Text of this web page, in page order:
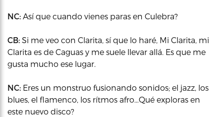
NC: Así que cuando vienes paras en Culebra?
CB: Si me veo con Clarita, sí que lo haré, Mi Clarita, mi
Clarita es de Caguas y me suele llevar allá. Es que me
gusta mucho ese lugar.
NC: Eres un monstruo fusionando sonidos; el jazz, los
blues, el flamenco, los rítmos afro…Qué exploras en
este nuevo disco?